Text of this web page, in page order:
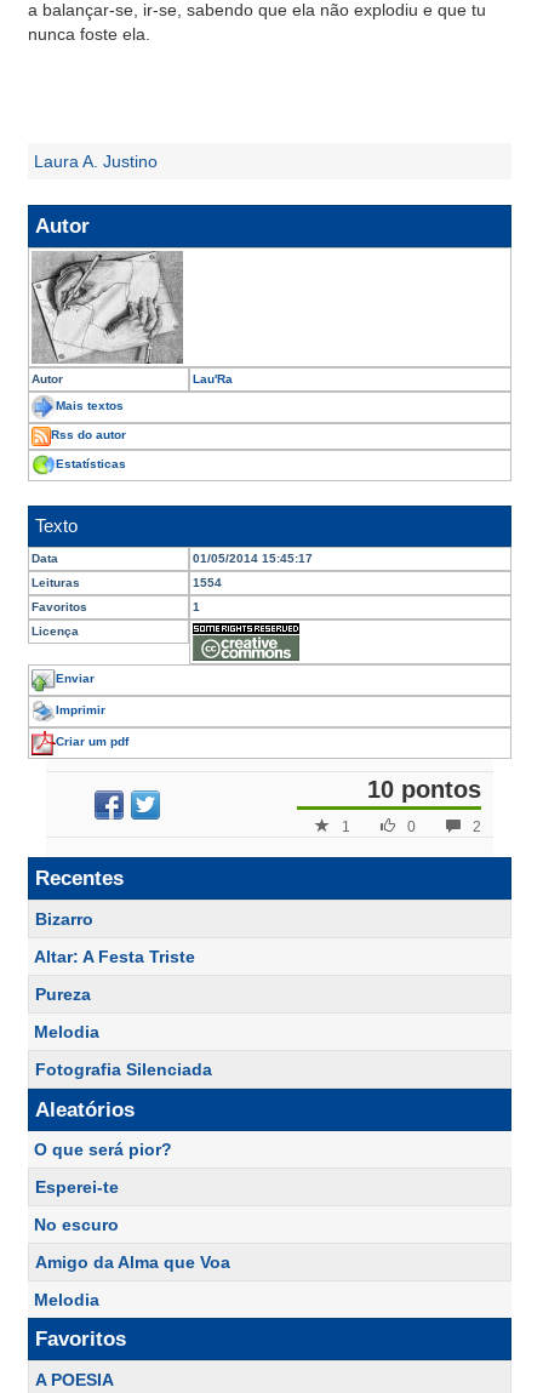
a balançar-se, ir-se, sabendo que ela não explodiu e que tu
nunca foste ela.
Laura A. Justino
Autor
Autor Lau'Ra
Mais textos
Rss do autor
Estatísticas
Texto
Data
01/05/2014 15:45:17
Leituras
1554
Favoritos
1
Licença
Enviar
Imprimir
Criar um pdf
10 pontos
2
0
1
Recentes
Bizarro
Altar: A Festa Triste
Pureza
Melodia
Fotografia Silenciada
Aleatórios
O que será pior?
Esperei-te
No escuro
Amigo da Alma que Voa
Melodia
Favoritos
A POESIA